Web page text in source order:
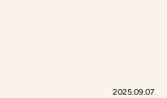
2025.09.07